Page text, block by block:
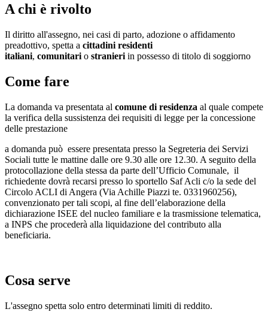
A chi è rivolto
Il diritto all'assegno, nei casi di parto, adozione o affidamento
preadottivo, spetta a cittadini residenti
italiani, comunitari o stranieri in possesso di titolo di soggiorno
Come fare
La domanda va presentata al comune di residenza al quale compete
la verifica della sussistenza dei requisiti di legge per la concessione
delle prestazione
a domanda può essere presentata presso la Segreteria dei Servizi
Sociali tutte le mattine dalle ore 9.30 alle ore 12.30. A seguito della
protocollazione della stessa da parte dell’Ufficio Comunale, il
richiedente dovrà recarsi presso lo sportello Saf Acli c/o la sede del
Circolo ACLI di Angera (Via Achille Piazzi te. 0331960256),
convenzionato per tali scopi, al fine dell’elaborazione della
dichiarazione ISEE del nucleo familiare e la trasmissione telematica,
a INPS che procederà alla liquidazione del contributo alla
beneficiaria.
Cosa serve
L'assegno spetta solo entro determinati limiti di reddito.